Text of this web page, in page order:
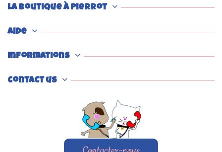
La boutique à Pierrot
Aide
Informations
Contact us